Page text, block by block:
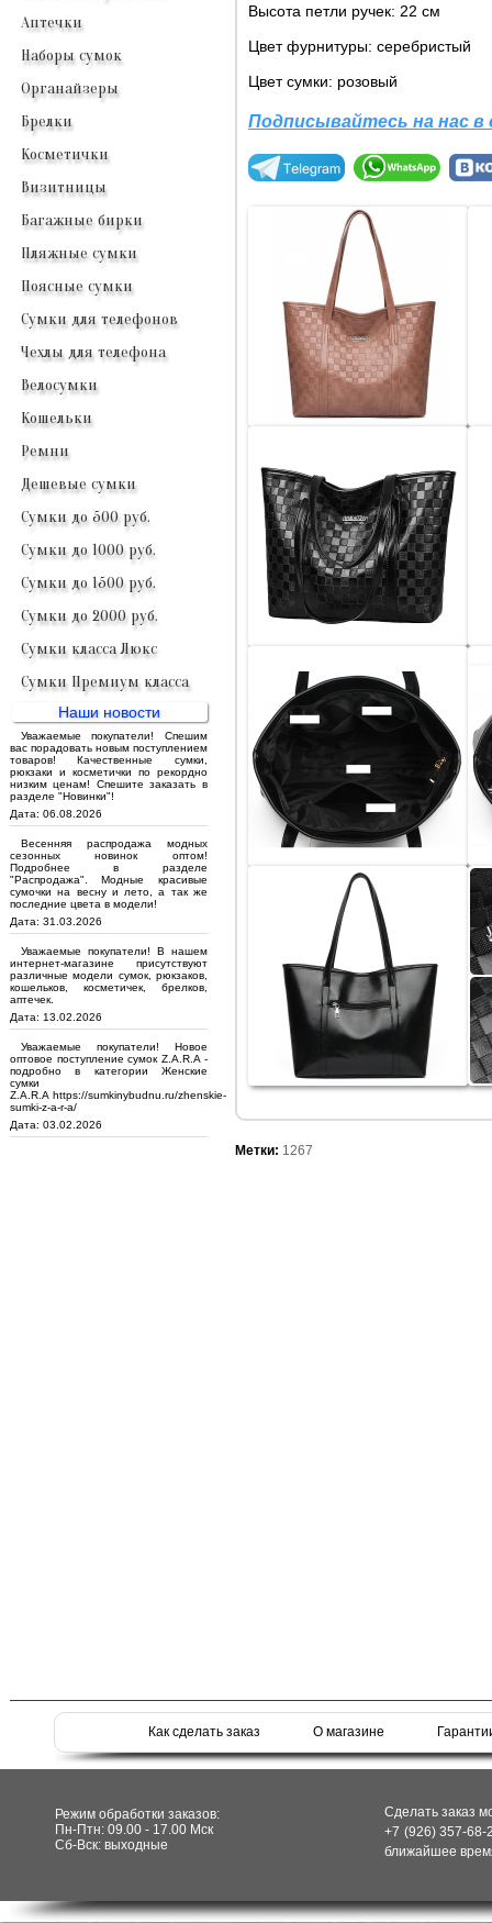
Аптечки
Наборы сумок
Органайзеры
Брелки
Косметички
Визитницы
Багажные бирки
Пляжные сумки
Поясные сумки
Сумки для телефонов
Чехлы для телефона
Велосумки
Кошельки
Ремни
Дешевые сумки
Сумки до 500 руб.
Сумки до 1000 руб.
Сумки до 1500 руб.
Сумки до 2000 руб.
Сумки класса Люкс
Сумки Премиум класса
Наши новости
Уважаемые покупатели! Спешим
вас порадовать новым поступлением
товаров! Качественные сумки,
рюкзаки и косметички по рекордно
низким ценам! Спешите заказать в
разделе "Новинки"!
Дата: 06.08.2026
Весенняя распродажа модных
сезонных новинок оптом!
Подробнее в разделе
"Распродажа". Модные красивые
сумочки на весну и лето, а так же
последние цвета в модели!
Дата: 31.03.2026
Уважаемые покупатели! В нашем
интернет-магазине присутствуют
различные модели сумок, рюкзаков,
кошельков, косметичек, брелков,
аптечек.
Дата: 13.02.2026
Уважаемые покупатели! Новое
оптовое поступление сумок Z.A.R.A -
подробно в категории Женские
сумки
Z.A.R.A https://sumkinybudnu.ru/zhenskie-
sumki-z-a-r-a/
Дата: 03.02.2026
Высота петли ручек: 22 см
Цвет фурнитуры: серебристый
Цвет сумки: розовый
Подписывайтесь на нас
Метки: 1267
Как сделать заказ О магазине
Режим обработки заказов:
Пн-Птн: 09.00 - 17.00 Мск
Сб-Вск: выходные
Сделать заказ
+7 (926) 357-
ближайшее